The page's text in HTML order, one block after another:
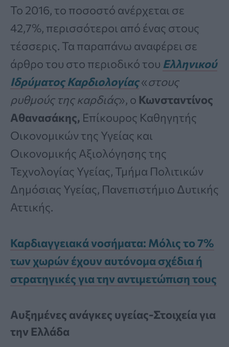
Το 2016, το ποσοστό ανέρχεται σε
42,7%, περισσότεροι από ένας στους
τέσσερις. Τα παραπάνω αναφέρει σε
άρθρο του στο περιοδικό του Ελληνικού
Ιδρύματος Καρδιολογίας«στους
ρυθμούς της καρδιάς», ο Κωνσταντίνος
Αθανασάκης, Επίκουρος Καθηγητής
Οικονομικών της Υγείας και
Οικονομικής Αξιολόγησης της
Τεχνολογίας Υγείας, Τμήμα Πολιτικών
Δημόσιας Υγείας, Πανεπιστήμιο Δυτικής
Αττικής.
Καρδιαγγειακά νοσήματα: Μόλις το 7%
των χωρών έχουν αυτόνομα σχέδια ή
στρατηγικές για την αντιμετώπιση τους
Αυξημένες ανάγκες υγείας-Στοιχεία για
την Ελλάδα